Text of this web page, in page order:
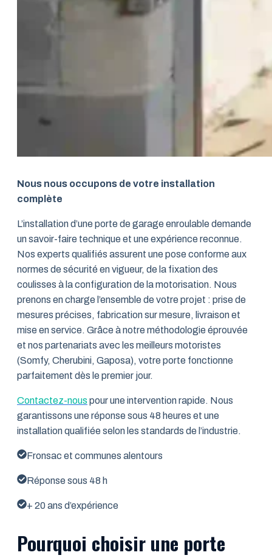
Nous nous occupons de votre installation
complète
L’installation d’une porte de garage enroulable demande
un savoir-faire technique et une expérience reconnue.
Nos experts qualifiés assurent une pose conforme aux
normes de sécurité en vigueur, de la fixation des
coulisses à la configuration de la motorisation. Nous
prenons en charge l’ensemble de votre projet : prise de
mesures précises, fabrication sur mesure, livraison et
mise en service. Grâce à notre méthodologie éprouvée
et nos partenariats avec les meilleurs motoristes
(Somfy, Cherubini, Gaposa), votre porte fonctionne
parfaitement dès le premier jour.
Contactez-nous pour une intervention rapide. Nous
garantissons une réponse sous 48 heures et une
installation qualifiée selon les standards de l’industrie.
Fronsac et communes alentours
Réponse sous 48 h
+ 20 ans d’expérience
Pourquoi choisir une porte